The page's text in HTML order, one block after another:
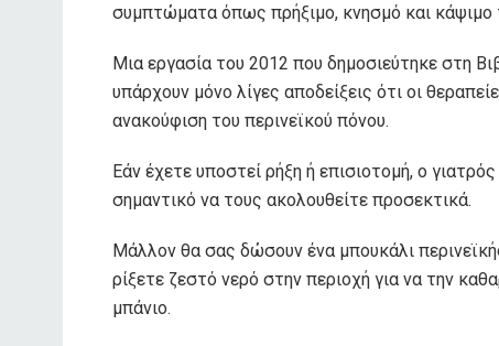
συμπτώματα όπως πρήξιμο, κνησμό και κάψιμο
Μια εργασία του 2012 που δημοσιεύτηκε στη
υπάρχουν μόνο λίγες αποδείξεις ότι οι
ανακούφιση του περινεϊκού πόνου.
Εάν έχετε υποστεί ρήξη ή επισιοτομή, ο
σημαντικό να τους ακολουθείτε προσεκτικά.
Μάλλον θα σας δώσουν ένα μπουκάλι
ρίξετε ζεστό νερό στην περιοχή για να την
μπάνιο.